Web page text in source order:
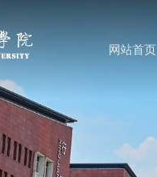
网站首页